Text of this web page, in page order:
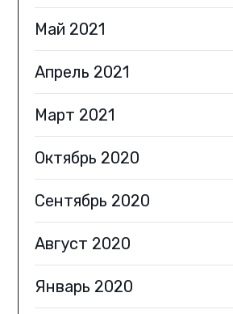
Май 2021
Апрель 2021
Март 2021
Октябрь 2020
Сентябрь 2020
Август 2020
Январь 2020